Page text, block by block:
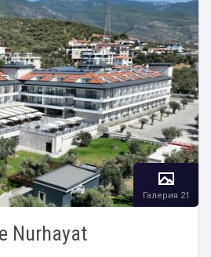
Nurhayat
Галерия 21